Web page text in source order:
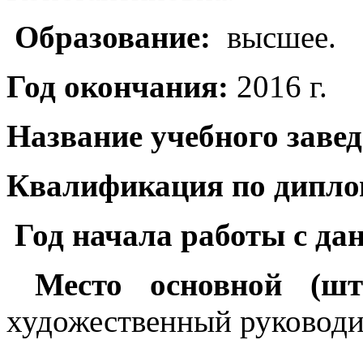
Образование: высшее.
Год окончания: 2016 г.
Название учебного
Квалификация по
Год начала работы с
Место основной
художественный